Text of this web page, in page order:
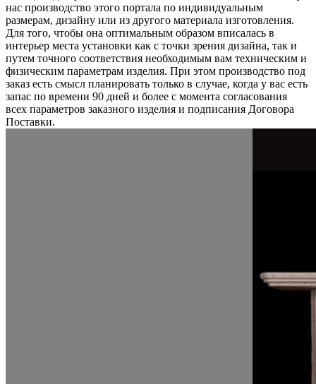
нас производство этого портала по индивидуальным
размерам, дизайну или из другого материала изготовления.
Для того, чтобы она оптимальным образом вписалась в
интерьер места установки как с точки зрения дизайна, так и
путем точного соответствия необходимым вам техническим и
физическим параметрам изделия. При этом производство под
заказ есть смысл планировать только в случае, когда у вас есть
запас по времени 90 дней и более с момента согласования
всех параметров заказного изделия и подписания Договора
Поставки.